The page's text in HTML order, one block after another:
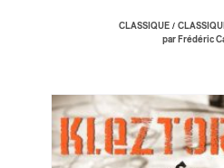
CLASSIQUE /
par Frédéric